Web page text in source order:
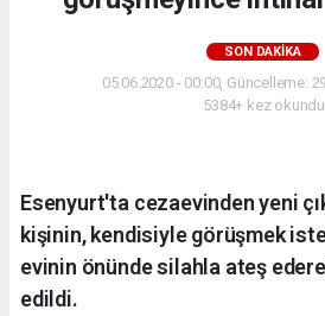
SON DAKIKA
05.06.2020 - 00:00, Güncelleme:
5384+ kez okundu.
Esenyurt'ta cezaevinden yeni
kişinin, kendisiyle görüşmek
evinin önünde silahla ateş
edildi.